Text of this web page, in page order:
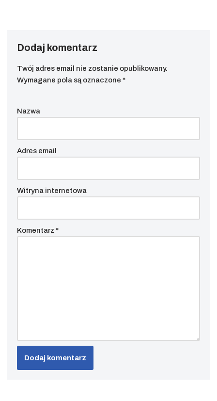
Dodaj komentarz
Twój adres email nie zostanie opublikowany.
Wymagane pola są oznaczone *
Nazwa
Adres email
Witryna internetowa
Komentarz *